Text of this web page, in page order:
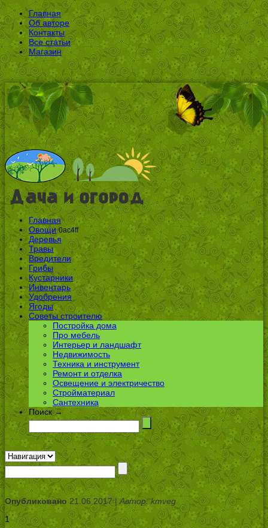
Главная
Об авторе
Контакты
Все статьи
Магазин
Главная
Овощи 0ac4ff
Деревья
Травы
Вредители
Грибы
Кустарники
Инвентарь
Удобрения
Ягоды
Советы строителю
Постройка дома
Про мебель
Интерьер и ландшафт
Недвижимость
Техника и инструмент
Ремонт и отделка
Освещение и электричество
Стройматериал
Сантехника
Поиск →
Опубликовано21.06.2017 |Автор: kmveg
1